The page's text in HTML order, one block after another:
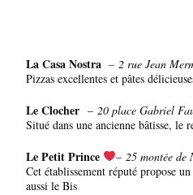
La Casa Nostra – 2 rue Jean
Pizzas excellentes et pâtes
Le Clocher – 20 place Gabriel
Situé dans une ancienne bâtisse, le
Le Petit Prince – 25 montée
Cet établissement réputé propose
aussi le Bis